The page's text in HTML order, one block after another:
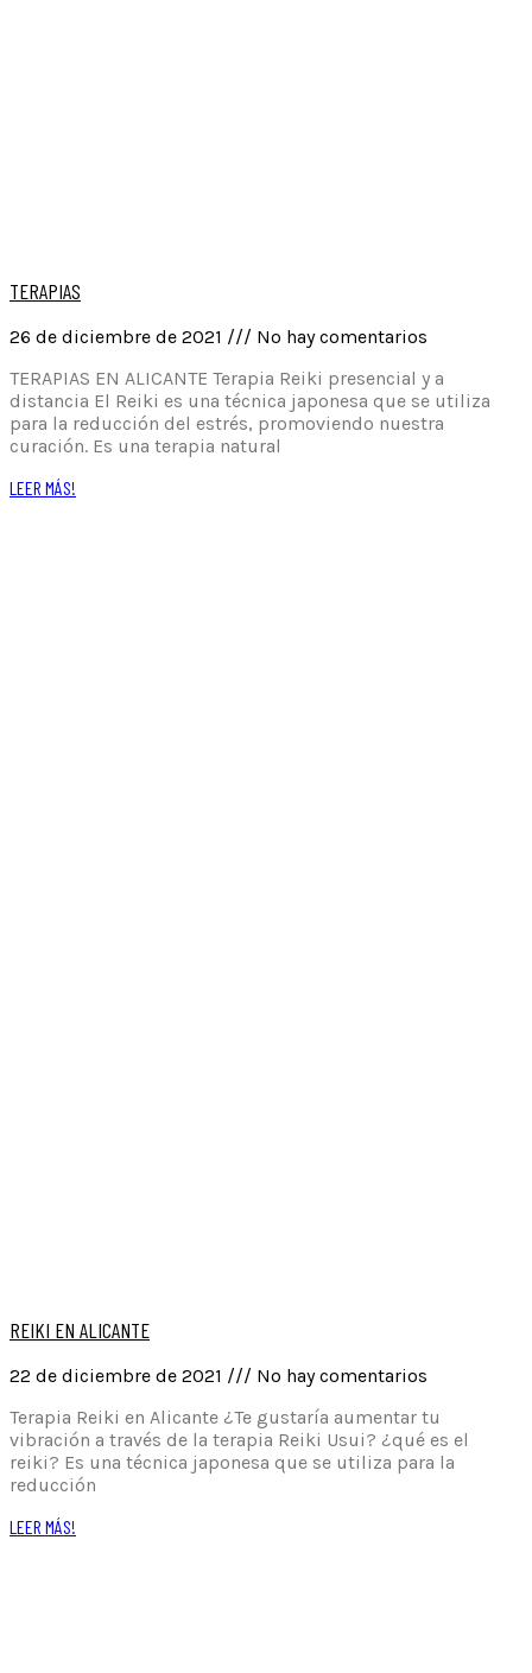
TERAPIAS
26 de diciembre de 2021
No hay comentarios
TERAPIAS EN ALICANTE Terapia Reiki presencial y a
distancia El Reiki es una técnica japonesa que se utiliza
para la reducción del estrés, promoviendo nuestra
curación. Es una terapia natural
LEER MÁS!
REIKI EN ALICANTE
22 de diciembre de 2021
No hay comentarios
Terapia Reiki en Alicante ¿Te gustaría aumentar tu
vibración a través de la terapia Reiki Usui? ¿qué es el
reiki? Es una técnica japonesa que se utiliza para la
reducción
LEER MÁS!